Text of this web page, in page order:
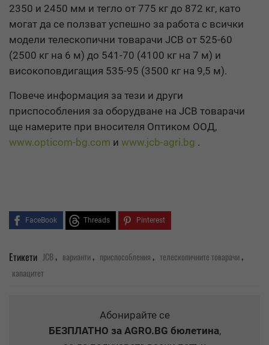
2350 и 2450 мм и тегло от 775 кг до 872 кг, като
могат да се ползват успешно за работа с всички
модели телескопични товарачи JCB от 525-60
(2500 кг на 6 м) до 541-70 (4100 кг на 7 м) и
високоповдигащия 535-95 (3500 кг на 9,5 м).
Повече информация за тези и други
приспособления за оборудване на JCB товарачи
ще намерите при вносителя Оптиком ООД,
www.opticom-bg.com и www.jcb-agri.bg .
FaceBook Threads Pinterest
Етикети JCB, варианти, приспособления, телескопичните товарачи,
капацитет
Абонирайте се
БЕЗПЛАТНО за AGRO.BG бюлетина,